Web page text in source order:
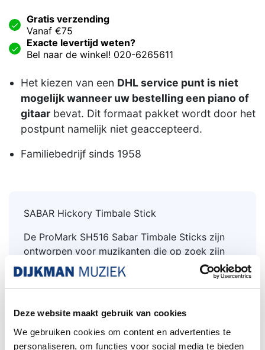
Deze website maakt gebruik van cookies
We gebruiken cookies om content en advertenties te
personaliseren, om functies voor social media te bieden
Gratis verzending
Vanaf €75
Exacte levertijd weten?
Bel naar de winkel! 020-6265611
Het kiezen van een DHL service punt is niet
mogelijk wanneer uw bestelling een piano of
gitaar bevat. Dit formaat pakket wordt door het
postpunt namelijk niet geaccepteerd.
Familiebedrijf sinds 1958
SABAR Hickory Timbale Stick
De ProMark SH516 Sabar Timbale Sticks zijn
ontworpen voor muzikanten die op zoek zijn
naar een lichtere aanslag en verbeterde
responsiviteit. Deze sticks zijn gemaakt van
mm (0,312 inch) en een lengte van 39,37 cm
(15,5 inch), waardoor ze uitstekende controle en
comfort bieden tijdens het spelen.